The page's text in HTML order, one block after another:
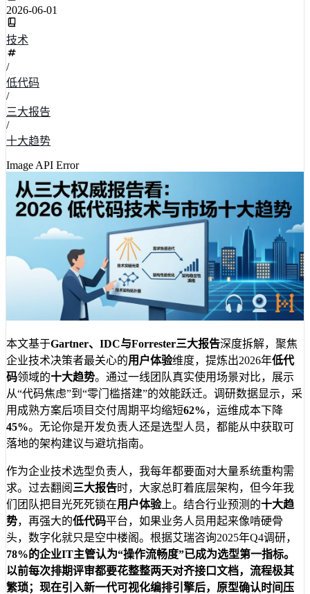
2026-06-01
技术
/
低代码
/
三大报告
/
十大趋势
Image API Error
本文基于Gartner、IDC与Forrester三大报告深度拆解，聚焦
企业技术决策者最关心的用户体验维度，提炼出2026年低代
码领域的十大趋势。通过一线团队真实使用场景对比，展示
从“代码焦虑”到“零门槛搭建”的效能跃迁。调研数据显示，采
用成熟方案后项目交付周期平均缩短62%，运维成本下降
45%。无论你是开发负责人还是选型人员，都能从中获取可
落地的架构建议与避坑指南。
作为企业技术选型负责人，我每年都要面对大量系统重构需
求。过去翻阅 三大报告时，大家总盯着底层架构，但今年我
们团队把目光死死锁在用户体验上。结合行业预测的十大趋
势，再强大的低代码平台，如果业务人员用起来像啃硬骨
头，数字化就只是空中楼阁。根据艾瑞咨询2025年Q4调研，
78%的企业IT主管认为“操作流畅度”已成为选型第一指标。
以前每次排期评审都要花整整两天对齐接口文档，流程极其
繁琐；现在引入新一代可视化编排引擎后，原型确认时间压